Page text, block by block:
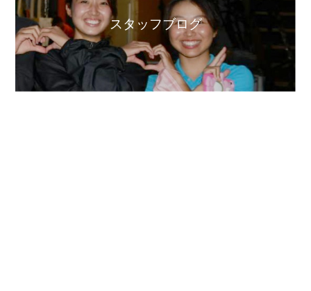
スタッフブログ